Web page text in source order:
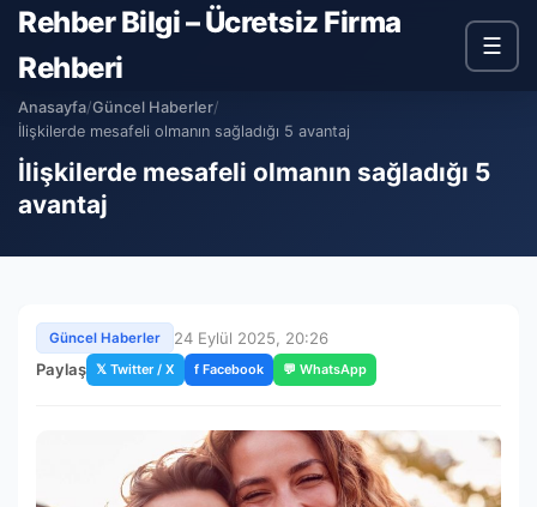
Rehber Bilgi – Ücretsiz Firma
Rehberi
☰
Anasayfa/Güncel Haberler/
İlişkilerde mesafeli olmanın sağladığı 5 avantaj
İlişkilerde mesafeli olmanın sağladığı 5
avantaj
Güncel Haberler
24 Eylül 2025, 20:26
Paylaş 𝕏 Twitter / X f Facebook 💬 WhatsApp